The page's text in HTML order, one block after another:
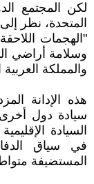
لكن المجتمع
المتحدة، نظر
"الهجمات
وسلامة أراضي
والمملكة
هذه الإدانة
سيادة دول
السيادة
في سياق
المستضيفة